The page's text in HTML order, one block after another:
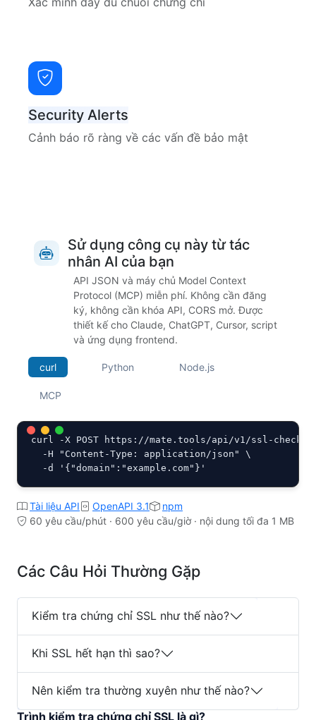
Security Alerts
Cảnh báo rõ ràng về các vấn đề bảo mật
Sử dụng công cụ này từ tác
nhân AI của bạn
API JSON và máy chủ Model Context
Protocol (MCP) miễn phí. Không cần đăng
ký, không cần khóa API, CORS mở. Được
thiết kế cho Claude, ChatGPT, Cursor, script
và ứng dụng frontend.
curl Python Node.js
MCP
curl -X POST https://mate.tools/api/v1/ssl-
  -H "Content-Type: application/json" \
  -d '{"domain":"example.com"}'
Tài liệu API OpenAPI 3.1
npm
60 yêu cầu/phút · 600 yêu cầu/giờ · nội dung tối đa 1 MB
Các Câu Hỏi Thường Gặp
Kiểm tra chứng chỉ SSL như thế nào?
Khi SSL hết hạn thì sao?
Nên kiểm tra thường xuyên như thế nào?
Trình kiểm tra chứng chỉ SSL là gì?